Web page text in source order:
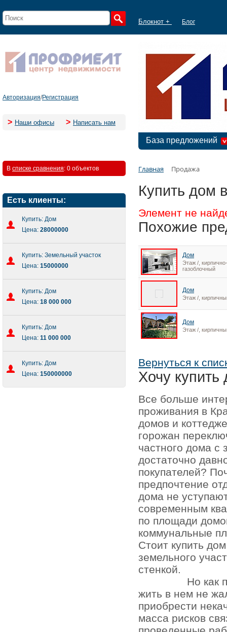
Блокнот + Блог
Авторизация/Регистрация
> Наши офисы > Написать нам
База предложений
В списке сравнения: 0 объектов
Есть клиенты:
Купить: Дом
Цена: 28000000
Купить: Земельный участок
Цена: 15000000
Купить: Дом
Цена: 18 000 000
Купить: Дом
Цена: 11 000 000
Купить: Дом
Цена: 150000000
Главная Продажа
Купить дом
Элемент не
Похожие
Дом
Этаж /, кирпично-
газоблочный
Дом
Этаж /,
Дом
Этаж /,
Вернуться к
Хочу купить
Все больше
проживания в
домов и
горожан
частного дома с
достаточно
покупателей?
предпочтение
дома не
современным
по площади
коммунальные
Стоит купить
земельного
стенкой.
Но как
жить в нем не
приобрести
масса рисков